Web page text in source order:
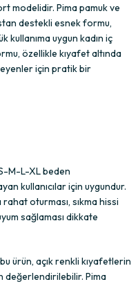
modelidir. Pima pamuk ve
destekli esnek formu,
kullanıma uygun kadın iç
özellikle kıyafet altında
için pratik bir
M-L-XL beden
kullanıcılar için uygundur.
oturması, sıkma hissi
sağlaması dikkate
ürün, açık renkli kıyafetlerin
değerlendirilebilir. Pima